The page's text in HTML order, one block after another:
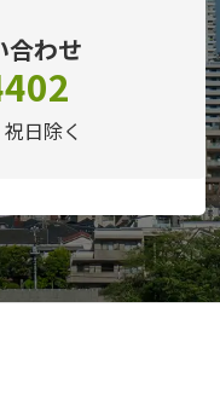
合わせ
日除く